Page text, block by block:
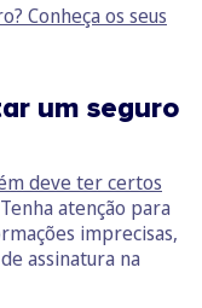
Conheça os seus
um seguro
deve ter certos
atenção para
imprecisas,
assinatura na